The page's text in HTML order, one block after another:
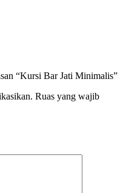
“Kursi Bar Jati Minimalis”
Ruas yang wajib